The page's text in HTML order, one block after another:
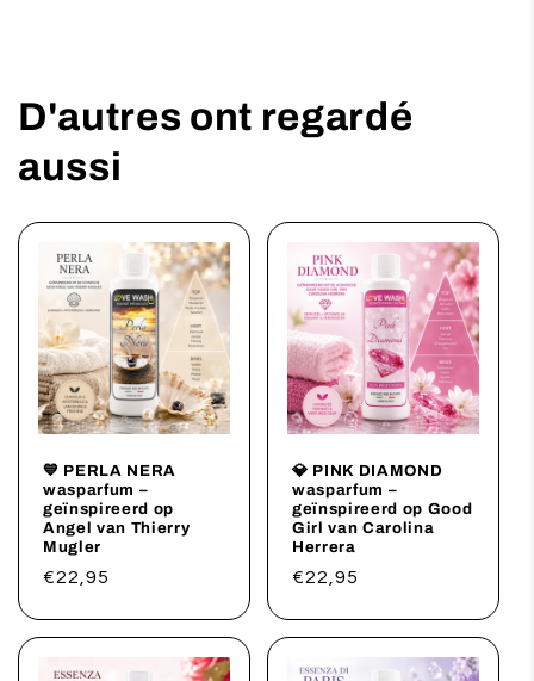
D'autres ont regardé
aussi
💙 PERLA NERA
wasparfum –
geïnspireerd op
Angel van Thierry
Mugler
Prix
€22,95
💎 PINK DIAMOND
wasparfum –
geïnspireerd op Good
Girl van Carolina
Herrera
Prix
€22,95